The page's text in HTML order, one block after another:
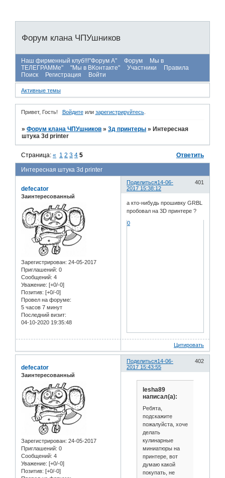
Форум клана ЧПУшников
Наш фирменный клуб!!!"Форум А" Форум
Мы в
ТЕЛЕГРАММе"
"Мы в ВКонтакте" Участники
Правила
Поиск
Регистрация Войти
Активные темы
Привет, Гость! Войдитеили зарегистрируйтесь.
»Форум клана ЧПУшников »3д принтеры » Интересная
штука 3d printer
Интересная штука 3d printer
Страница:« 1 2 3 4 5 Ответить
Поделиться 401
14-06-
2017 15:38:12
defecator
Заинтересованный
Зарегистрирован: 24-05-2017
Приглашений: 0
Сообщений: 4
Уважение: [+0/-0]
Позитив: [+0/-0]
Провел на форуме:
5 часов 7 минут
Последний визит:
04-10-2020 19:35:48
а кто-нибудь прошивку GRBL
пробовал на 3D принтере ?
0
Цитировать
Поделиться 402
14-06-
2017 15:43:55
defecator
Заинтересованный
Зарегистрирован: 24-05-2017
Приглашений: 0
Сообщений: 4
Уважение: [+0/-0]
Позитив: [+0/-0]
lesha89
написал(а):
Ребята,
подскажите
пожалуйста, хоче
делать
кулинарные
миниатюры на
принтере, вот
думаю какой
покупать, не